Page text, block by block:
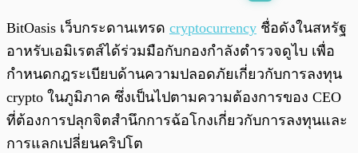
พร้อมเล่น 0:00 /
BitOasis เว็บกระดานเทรด cryptocurrency ชื่อดังในสหรัฐ
อาหรับเอมิเรตส์ได้ร่วมมือกับกองกำลังตำรวจดูไบ เพื่อ
กำหนดกฎระเบียบด้านความปลอดภัยเกี่ยวกับการลงทุน
crypto ในภูมิภาค ซึ่งเป็นไปตามความต้องการของ CEO
ที่ต้องการปลุกจิตสำนึกการฉ้อโกงเกี่ยวกับการลงทุนและ
การแลกเปลี่ยนคริปโต